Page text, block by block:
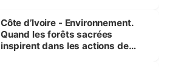
Côte d’Ivoire - Environnement.
Quand les forêts sacrées
inspirent dans les actions de